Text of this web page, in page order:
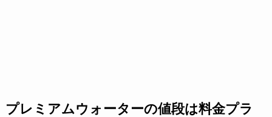
プレミアムウォーターの値段は料金プラ